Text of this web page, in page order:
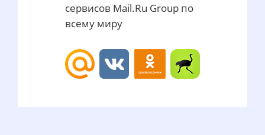
сервисов Mail.Ru Group по
всему миру